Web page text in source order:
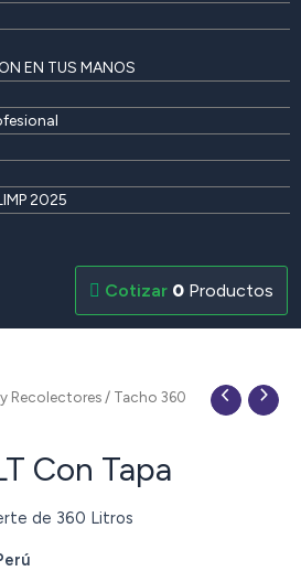
EN TUS MANOS
2025
0 Productos
Recolectores / Tacho 360
Con Tapa
de 360 Litros